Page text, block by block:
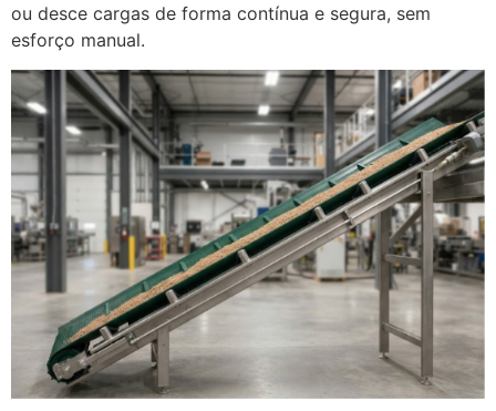
ou desce cargas de forma contínua e segura, sem
esforço manual.